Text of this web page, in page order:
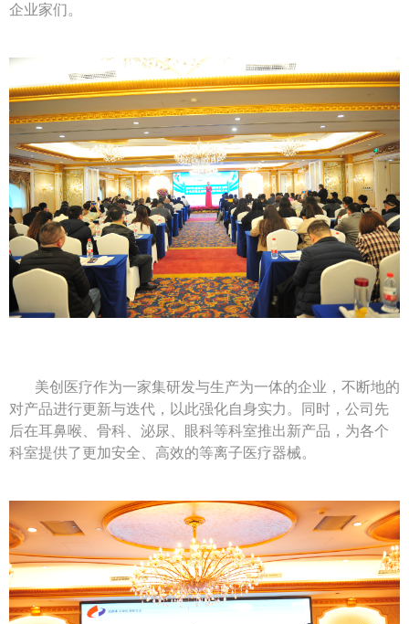
企业家们。
美创医疗作为一家集研发与生产为一体的企业，不断地的
对产品进行更新与迭代，以此强化自身实力。同时，公司先
后在耳鼻喉、骨科、泌尿、眼科等科室推出新产品，为各个
科室提供了更加安全、高效的等离子医疗器械。